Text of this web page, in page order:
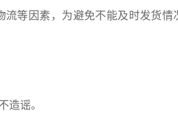
等因素，为避免不能及时发货
造谣。